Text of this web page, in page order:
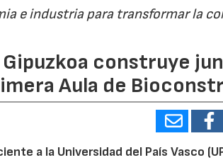
e industria para transformar la
construye
Aula de
a la Universidad del País Vasco